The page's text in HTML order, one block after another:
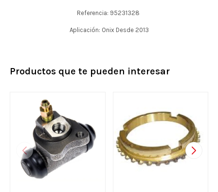
Referencia: 95231328
Aplicación: Onix Desde 2013
Productos que te pueden interesar